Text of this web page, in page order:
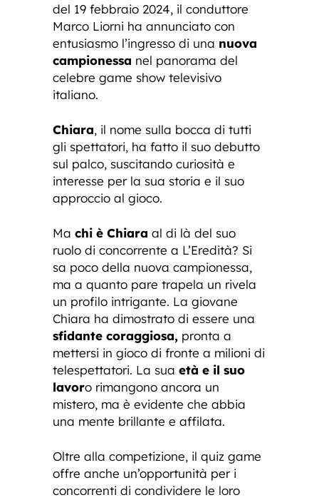
del 19 febbraio 2024, il conduttore
Marco Liorni ha annunciato con
entusiasmo l’ingresso di una nuova
campionessa nel panorama del
celebre game show televisivo
italiano.
Chiara, il nome sulla bocca di tutti
gli spettatori, ha fatto il suo debutto
sul palco, suscitando curiosità e
interesse per la sua storia e il suo
approccio al gioco.
Ma chi è Chiara al di là del suo
ruolo di concorrente a L’Eredità? Si
sa poco della nuova campionessa,
ma a quanto pare trapela un rivela
un profilo intrigante. La giovane
Chiara ha dimostrato di essere una
sfidante coraggiosa, pronta a
mettersi in gioco di fronte a milioni di
telespettatori. La sua età e il suo
lavoro rimangono ancora un
mistero, ma è evidente che abbia
una mente brillante e affilata.
Oltre alla competizione, il quiz game
offre anche un’opportunità per i
concorrenti di condividere le loro